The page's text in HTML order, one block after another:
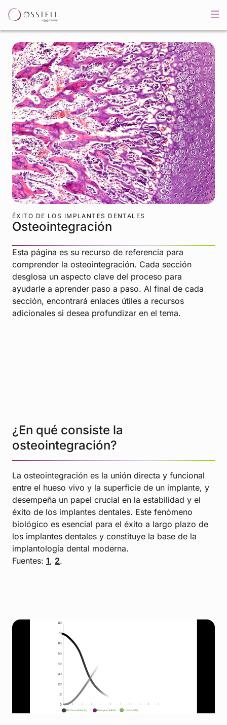
ÉXITO DE LOS IMPLANTES DENTALES
Osteointegración
Esta página es su recurso de referencia para
comprender la osteointegración. Cada sección
desglosa un aspecto clave del proceso para
ayudarle a aprender paso a paso. Al final de cada
sección, encontrará enlaces útiles a recursos
adicionales si desea profundizar en el tema.
¿En qué consiste la
osteointegración?
La osteointegración es la unión directa y funcional
entre el hueso vivo y la superficie de un implante, y
desempeña un papel crucial en la estabilidad y el
éxito de los implantes dentales. Este fenómeno
biológico es esencial para el éxito a largo plazo de
los implantes dentales y constituye la base de la
implantología dental moderna.
Fuentes: 1, 2.